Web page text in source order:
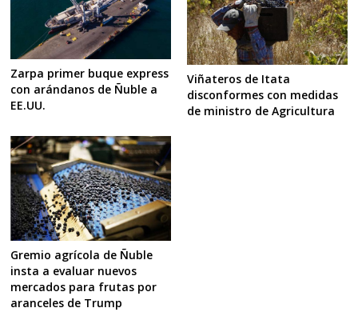
Zarpa primer buque express
con arándanos de Ñuble a
EE.UU.
Viñateros de Itata
disconformes con medidas
de ministro de Agricultura
Gremio agrícola de Ñuble
insta a evaluar nuevos
mercados para frutas por
aranceles de Trump